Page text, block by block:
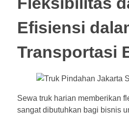
Efisiensi
Transportasi
Sewa truk harian memberikan
sangat dibutuhkan bagi bisnis